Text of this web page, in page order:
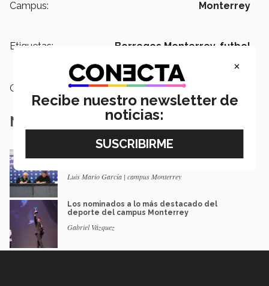
Campus: Monterrey
Etiquetas: Borregos Monterrey, futbol
Categoría:
Notas Relacionadas
Luis Mario García | campus Monterrey
Los nominados a lo más destacado del
deporte del campus Monterrey
Gabriel Vázquez
×
Recibe nuestro newsletter de
noticias: